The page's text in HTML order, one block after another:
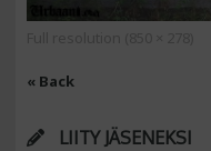
« Back
LIITY JÄSENEKSI